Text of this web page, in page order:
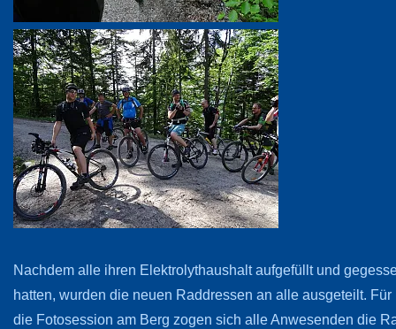
Nachdem alle ihren Elektrolythaushalt aufgefüllt und
hatten, wurden die neuen Raddressen an alle ausgeteilt. Für
die Fotosession am Berg zogen sich alle Anwesenden die